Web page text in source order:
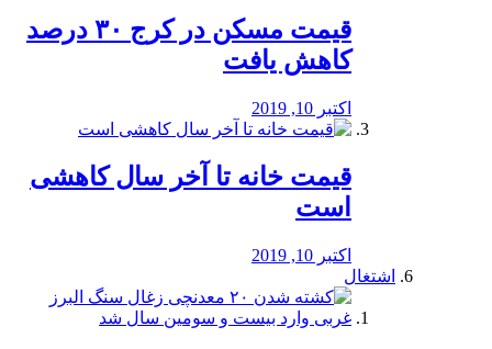
️قیمت مسکن در کرج ۳۰ درصد
کاهش یافت
اکتبر 10, 2019
قیمت خانه تا آخر سال کاهشی
است
اکتبر 10, 2019
اشتغال